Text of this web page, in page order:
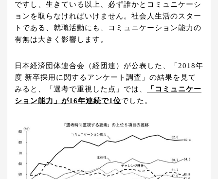
ですし、生きている以上、必ず誰かとコミュニケーシ
ョンを取らなければいけません。社会人生活のスター
トである、就職活動にも、コミュニケーション能力の
有無は大きく影響します。
日本経済団体連合会（経団連）が公表した、「2018年
度 新卒採用に関するアンケート調査」の結果を見て
みると、「選考で重視した点」では、
「コミュニケー
ション能力」が16年連続で1位でした。